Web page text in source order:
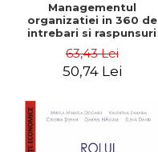
Managementul
organizatiei in 360 de
intrebari si raspunsuri
63,43 Lei
50,74 Lei